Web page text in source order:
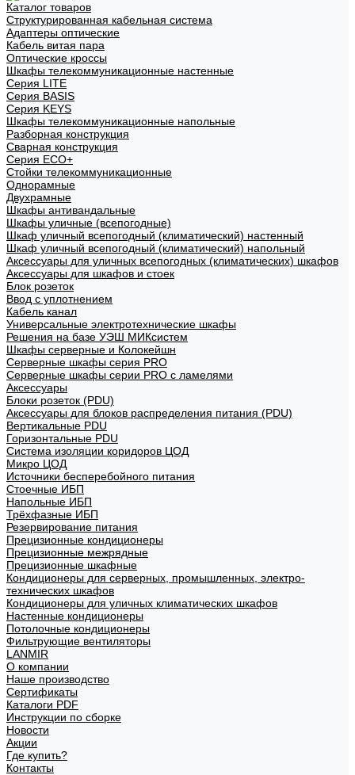
Каталог товаров
Структурированная кабельная система
Адаптеры оптические
Кабель витая пара
Оптические кроссы
Шкафы телекоммуникационные настенные
Cерия LITE
Cерия BASIS
Cерия KEYS
Шкафы телекоммуникационные напольные
Разборная конструкция
Сварная конструкция
Серия ECO+
Стойки телекоммуникационные
Однорамные
Двухрамные
Шкафы антивандальные
Шкафы уличные (всепогодные)
Шкаф уличный всепогодный (климатический) настенный
Шкаф уличный всепогодный (климатический) напольный
Аксессуары для уличных всепогодных (климатических) шкафов
Аксессуары для шкафов и стоек
Блок розеток
Ввод с уплотнением
Кабель канал
Универсальные электротехнические шкафы
Решения на базе УЭШ МИКсистем
Шкафы серверные и Колокейшн
Серверные шкафы серия PRO
Серверные шкафы серии PRO с ламелями
Аксессуары
Блоки розеток (PDU)
Аксессуары для блоков распределения питания (PDU)
Вертикальные PDU
Горизонтальные PDU
Система изоляции коридоров ЦОД
Микро ЦОД
Источники бесперебойного питания
Стоечные ИБП
Напольные ИБП
Трёхфазные ИБП
Резервирование питания
Прецизионные кондиционеры
Прецизионные межрядные
Прецизионные шкафные
Кондиционеры для серверных, промышленных, электро-
технических шкафов
Кондиционеры для уличных климатических шкафов
Настенные кондиционеры
Потолочные кондиционеры
Фильтрующие вентиляторы
LANMIR
О компании
Наше производство
Сертификаты
Каталоги PDF
Инструкции по сборке
Новости
Акции
Где купить?
Контакты